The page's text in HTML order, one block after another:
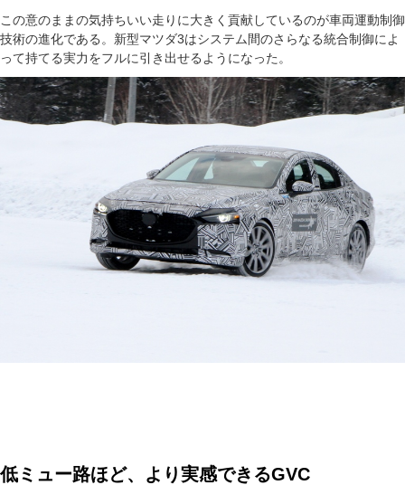
この意のままの気持ちいい走りに大きく貢献しているのが車両運動制御
技術の進化である。新型マツダ3はシステム間のさらなる統合制御によ
って持てる実力をフルに引き出せるようになった。
低ミュー路ほど、より実感できるGVC